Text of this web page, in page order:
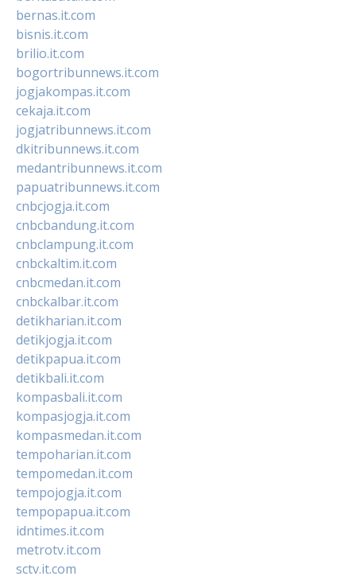
bernas.it.com
bisnis.it.com
brilio.it.com
bogortribunnews.it.com
jogjakompas.it.com
cekaja.it.com
jogjatribunnews.it.com
dkitribunnews.it.com
medantribunnews.it.com
papuatribunnews.it.com
cnbcjogja.it.com
cnbcbandung.it.com
cnbclampung.it.com
cnbckaltim.it.com
cnbcmedan.it.com
cnbckalbar.it.com
detikharian.it.com
detikjogja.it.com
detikpapua.it.com
detikbali.it.com
kompasbali.it.com
kompasjogja.it.com
kompasmedan.it.com
tempoharian.it.com
tempomedan.it.com
tempojogja.it.com
tempopapua.it.com
idntimes.it.com
metrotv.it.com
sctv.it.com